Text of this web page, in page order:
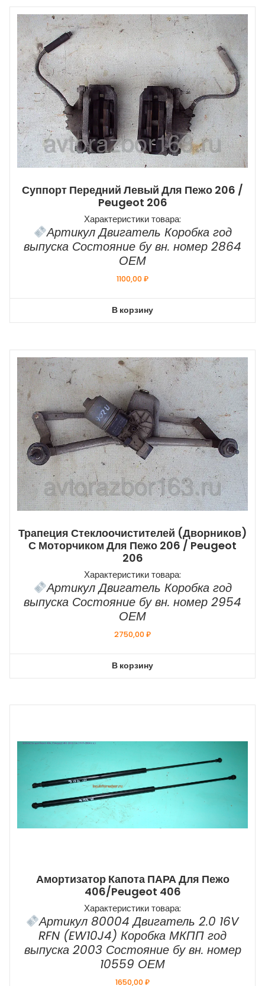
Суппорт Передний Левый Для Пежо 206 /
Peugeot 206
Характеристики товара:
Артикул Двигатель Коробка год
выпуска Состояние бу вн. номер 2864
ОЕМ
1100,00₽
В корзину
Трапеция Стеклоочистителей (дворников)
С Моторчиком Для Пежо 206 / Peugeot
206
Характеристики товара:
Артикул Двигатель Коробка год
выпуска Состояние бу вн. номер 2954
ОЕМ
2750,00₽
В корзину
Амортизатор Капота ПАРА Для Пежо
406/Peugeot 406
Характеристики товара:
Артикул 80004 Двигатель 2.0 16V
RFN (EW10J4) Коробка МКПП год
выпуска 2003 Состояние бу вн. номер
10559 ОЕМ
1650,00₽